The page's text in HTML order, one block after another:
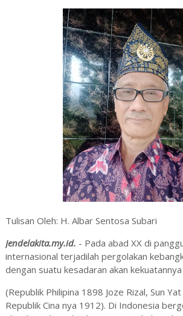
Tulisan Oleh: H. Albar Sentosa Subari
Jendelakita.my.id. - Pada abad XX di
internasional terjadilah pergolakan
dengan suatu kesadaran akan
(Republik Philipina 1898 Joze Rizal, Sun
Republik Cina nya 1912). Di Indonesia